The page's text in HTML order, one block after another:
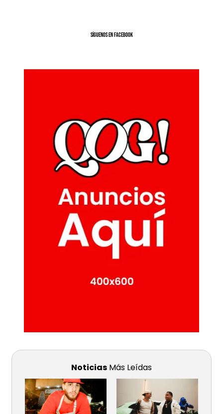
SíGUENOS EN FACEBOOK
Noticias Más Leídas